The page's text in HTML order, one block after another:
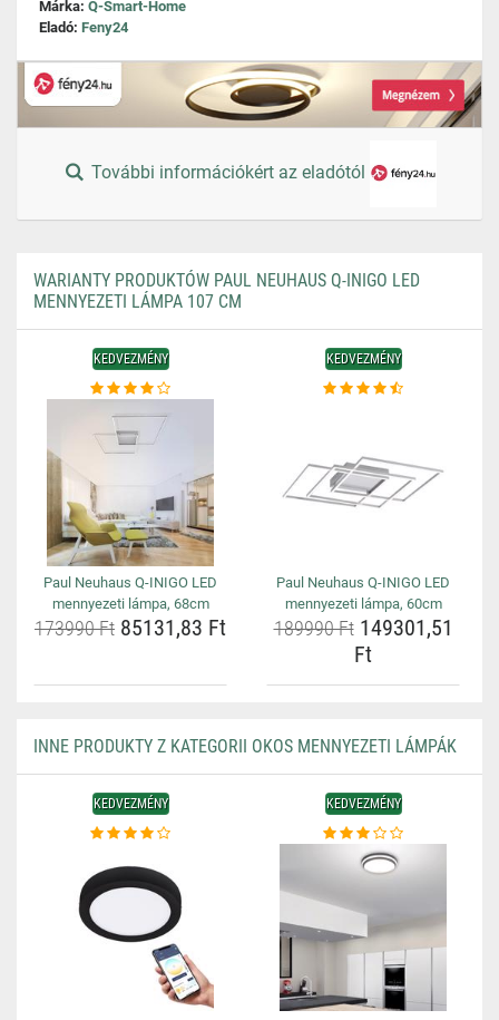
Márka: Q-Smart-Home
Eladó: Feny24
További információkért az eladótól
WARIANTY PRODUKTÓW PAUL NEUHAUS Q-INIGO LED
MENNYEZETI LÁMPA 107 CM
KEDVEZMÉNY
Paul Neuhaus Q-INIGO LED
mennyezeti lámpa, 68cm
173990 Ft 85131,83 Ft
KEDVEZMÉNY
Paul Neuhaus Q-INIGO LED
mennyezeti lámpa, 60cm
189990 Ft149301,51
Ft
INNE PRODUKTY Z KATEGORII OKOS MENNYEZETI LÁMPÁK
KEDVEZMÉNY KEDVEZMÉNY